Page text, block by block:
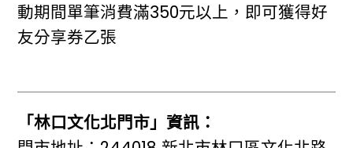
動期間單筆消費滿350元以上，即可獲得好
友分享券乙張
「林口文化北門市」資訊：